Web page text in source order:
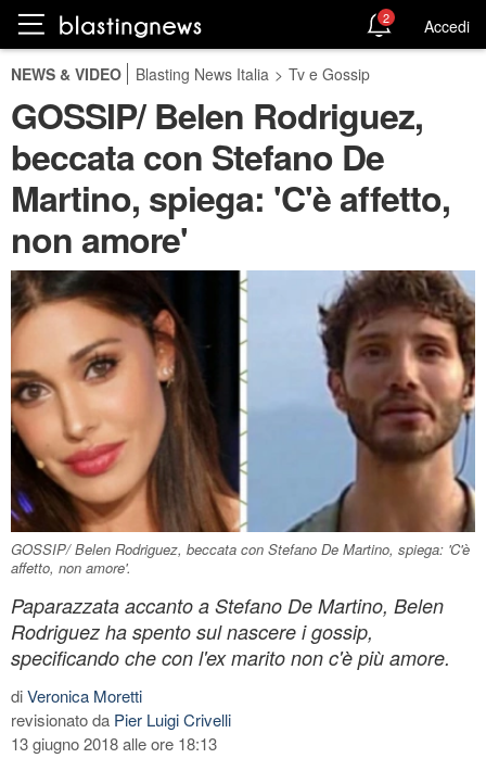
2 Accedi
NEWS & VIDEO Blasting News Italia > Tv e Gossip
GOSSIP/ Belen Rodriguez,
beccata con Stefano De
Martino, spiega: 'C'è affetto,
non amore'
GOSSIP/ Belen Rodriguez, beccata con Stefano De Martino, spiega: 'C'è
affetto, non amore'.
Paparazzata accanto a Stefano De Martino, Belen
Rodriguez ha spento sul nascere i gossip,
specificando che con l'ex marito non c'è più amore.
diVeronica Moretti
revisionato da Pier Luigi Crivelli
13 giugno 2018 alle ore 18:13